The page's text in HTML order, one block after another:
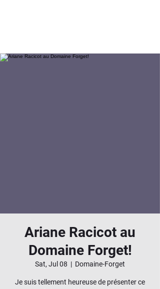
Ariane Racicot au
Domaine Forget!
Sat, Jul 08
  |
Domaine-Forget
Je suis tellement heureuse de présenter ce